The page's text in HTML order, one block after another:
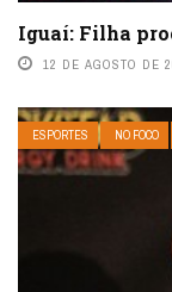
Iguaí: Filha
12 DE AGOSTO DE
ESPORTES NO FOCO